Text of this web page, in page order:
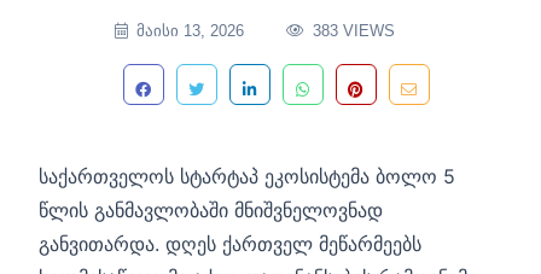
ᲛᲐᲘᲡᲘ 13, 2026 383 VIEWS
საქართველოს სტარტაპ ეკოსისტემა ბოლო 5
წლის განმავლობაში მნიშვნელოვნად
განვითარდა. დღეს ქართველ მეწარმეებს